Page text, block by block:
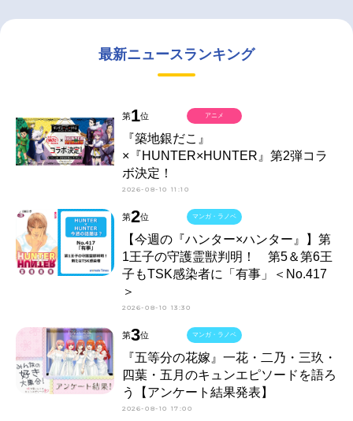
最新ニュースランキング
第1位
『築地銀だこ』
×『HUNTER×HUNTER』第2弾コラ
ボ決定！
2026-08-10 11:10
アニメ
第2位
【今週の『ハンター×ハンター』】第
1王子の守護霊獣判明！ 第5＆第6王
子もTSK感染者に「有事」＜No.417
＞
2026-08-10 13:30
マンガ・ラノベ
第3位
『五等分の花嫁』一花・二乃・三玖・
四葉・五月のキュンエピソードを語ろ
う【アンケート結果発表】
2026-08-10 17:00
マンガ・ラノベ